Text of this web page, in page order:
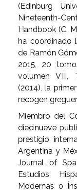
(Edinburg
Nineteenth-
Handbook (C.
ha coordinado
de Ramón
2015, 20
volumen VIII,
(2014), la
recogen
Miembro del
diecinueve
prestigio
Argentina y
Journal of
Estudios
Modernas o